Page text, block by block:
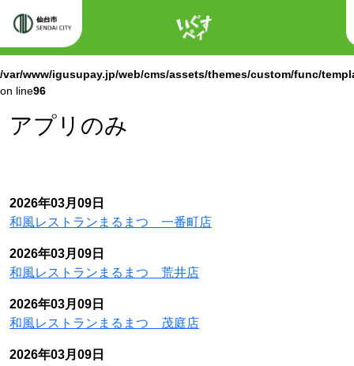
/var/www/igusupay.jp/web/cms/assets/themes/custom/func/
Warning : Attempt to read property "name" on null in
/var/www/igusupay.jp/web/cms/assets/themes/custom/func/
on line96
アプリのみ
2026年03月09日
和風レストランまるまつ 一番町店
2026年03月09日
和風レストランまるまつ 荒井店
2026年03月09日
和風レストランまるまつ 茂庭店
2026年03月09日